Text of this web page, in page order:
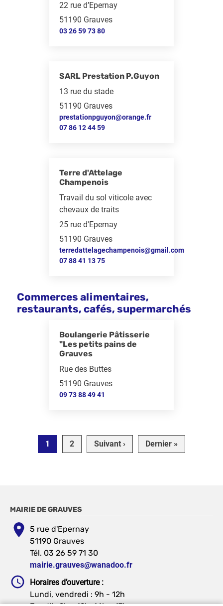
22 rue d’Epernay
51190 Grauves
03 26 59 73 80
SARL Prestation P.Guyon
13 rue du stade
51190 Grauves
prestationpguyon@orange.fr
07 86 12 44 59
Terre d'Attelage
Champenois
Travail du sol viticole avec
chevaux de traits
25 rue d'Epernay
51190 Grauves
terredattelagechampenois@gmail.com
07 88 41 13 75
Commerces alimentaires,
restaurants, cafés, supermarchés
Boulangerie Pâtisserie
"Les petits pains de
Grauves
Rue des Buttes
51190 Grauves
09 73 88 49 41
Pagination
1 2 Suivant › Page suivante
Dernier »Dernière
MAIRIE DE GRAUVES
5 rue d'Epernay
51190 Grauves
Tél. 03 26 59 71 30
mairie.grauves@wanadoo.fr
Horaires d’ouverture :
Lundi, vendredi : 9h - 12h